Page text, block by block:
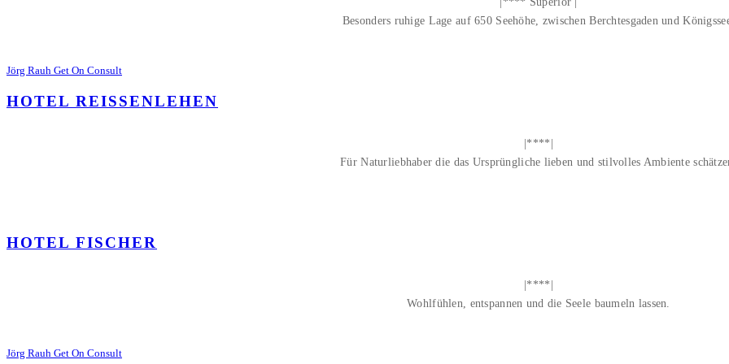
Besonders ruhige Lage auf 650 Seehöhe, zwischen Berchtesgaden und
Jörg Rauh Get On Consult
HOTEL REISSENLEHEN
|****|
Für Naturliebhaber die das Ursprüngliche lieben und stilvolles Ambiente
HOTEL FISCHER
|****|
Wohlfühlen, entspannen und die Seele baumeln lassen.
Jörg Rauh Get On Consult